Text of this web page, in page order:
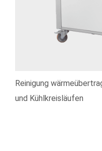
Reinigung
und Kühlkreisläufen